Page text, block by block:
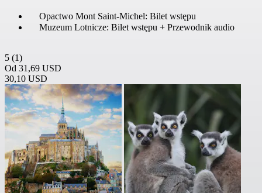
Opactwo Mont Saint-Michel: Bilet wstępu
Muzeum Lotnicze: Bilet wstępu + Przewodnik audio
5 (1)
Od 31,69 USD
30,10 USD